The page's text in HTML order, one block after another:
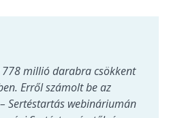
millió darabra csökkent
Erről számolt be az
Sertéstartás webináriumán